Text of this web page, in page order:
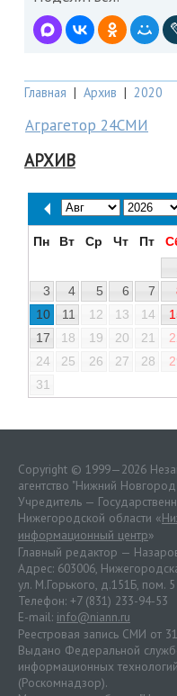
Главная | Архив | 2020
Аграгетор 24СМИ
АРХИВ
Пн Вт Ср Чт Пт
3
4 5 6 7
10
11 12 13 14
17
18 19 20 21
24
25 26 27 28
31
Copyright © 1999—2026
агентство "Нижний
Учредитель —
Нижегородской области «
информационный центр»
Главный редактор —
Адрес: 603006,
ул. М.Горького, д.151Б, пом. 5
Телефон: +7 (831) 233-94-53
E-mail: info@niann.ru
Реестровая запись СМИ от
Выдано Федеральной
информационных
(Роскомнадзор).